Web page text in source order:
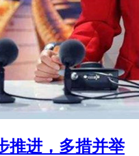
推进，多措并举